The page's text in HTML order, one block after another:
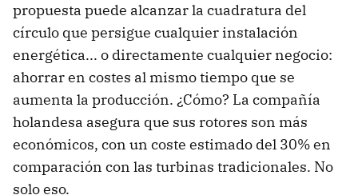
propuesta puede alcanzar la cuadratura del
círculo que persigue cualquier instalación
energética... o directamente cualquier negocio:
ahorrar en costes al mismo tiempo que se
aumenta la producción. ¿Cómo? La compañía
holandesa asegura que sus rotores son más
económicos, con un coste estimado del 30% en
comparación con las turbinas tradicionales. No
solo eso.